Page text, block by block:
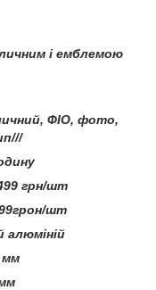
і емблемою
ФІО, фото,
грн/шт
шт
алюміній
мм